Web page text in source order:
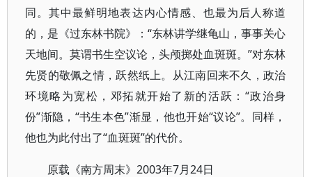
同。其中最鲜明地表达内心情感、也最为后人称道
的，是《过东林书院》：“东林讲学继龟山，事事关心
天地间。莫谓书生空议论，头颅掷处血斑斑。”对东林
先贤的敬佩之情，跃然纸上。从江南回来不久，政治
环境略为宽松，邓拓就开始了新的活跃：“政治身
份”渐隐，“书生本色”渐显，他也开始“议论”。同样，
他也为此付出了“血斑斑”的代价。
原载《南方周末》2003年7月24日